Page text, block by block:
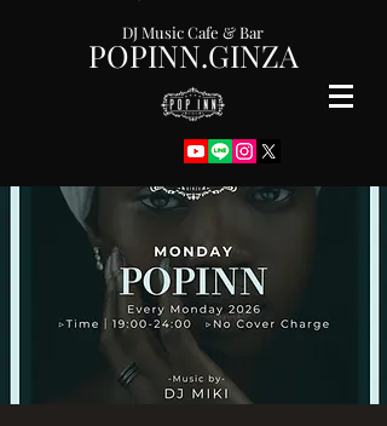
POPINN.GINZA
DJ Music Cafe & Bar